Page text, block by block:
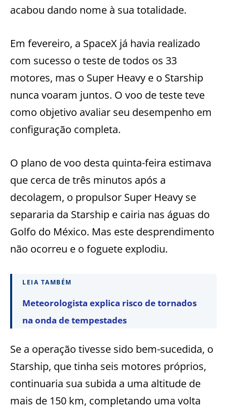
acabou dando nome à sua totalidade.
Em fevereiro, a SpaceX já havia realizado
com sucesso o teste de todos os 33
motores, mas o Super Heavy e o Starship
nunca voaram juntos. O voo de teste teve
como objetivo avaliar seu desempenho em
configuração completa.
O plano de voo desta quinta-feira estimava
que cerca de três minutos após a
decolagem, o propulsor Super Heavy se
separaria da Starship e cairia nas águas do
Golfo do México. Mas este desprendimento
não ocorreu e o foguete explodiu.
LEIA TAMBÉM
Meteorologista explica risco de tornados
na onda de tempestades
Se a operação tivesse sido bem-sucedida, o
Starship, que tinha seis motores próprios,
continuaria sua subida a uma altitude de
mais de 150 km, completando uma volta